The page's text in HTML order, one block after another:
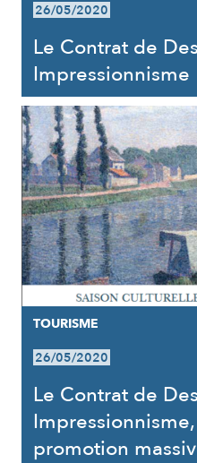
26/05/2020
Le Contrat de
Impressionnisme
TOURISME
26/05/2020
Le Contrat de
promotion